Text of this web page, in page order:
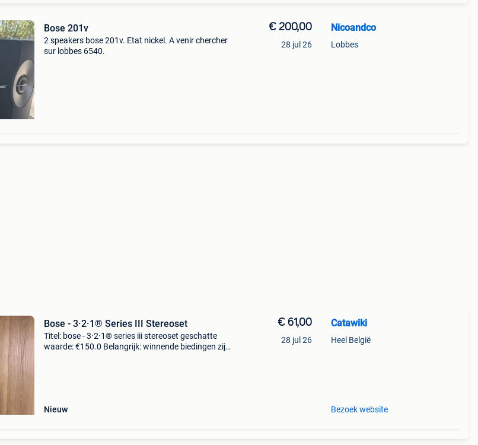
Bose 201v
2 speakers bose 201v. Etat nickel. A venir chercher
sur lobbes 6540.
€ 200,00
28 jul 26
Nicoandco
Lobbes
Bose - 3·2·1® Series III Stereoset
Titel: bose - 3·2·1® series iii stereoset geschatte
waarde: €150.0 Belangrijk: winnende biedingen zijn
Nieuw
€ 61,00
28 jul 26
Catawiki
Heel België
Bezoek website